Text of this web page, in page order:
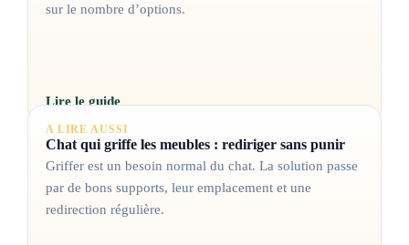
sur le nombre d’options.
Lire le guide
A LIRE AUSSI
Chat qui griffe les meubles : rediriger sans punir
Griffer est un besoin normal du chat. La solution passe
par de bons supports, leur emplacement et une
redirection régulière.